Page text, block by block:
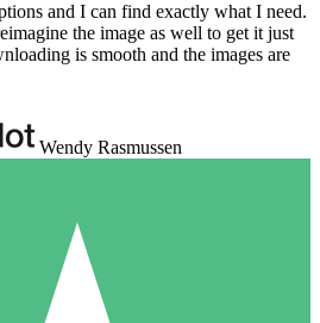
and I can find exactly what I need.
the image as well to get it just
is smooth and the images are
Wendy Rasmussen